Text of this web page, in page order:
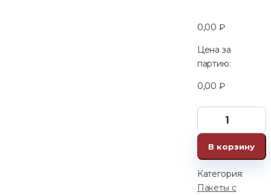
0,00₽
Цена за
партию:
0,00₽
В корзину
Категория:
Пакеты с